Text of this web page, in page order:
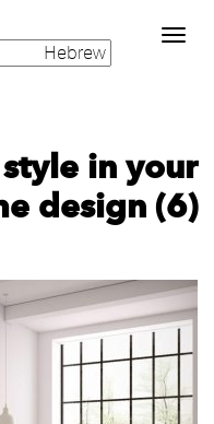
Toggle
navigation
in your
design (6)